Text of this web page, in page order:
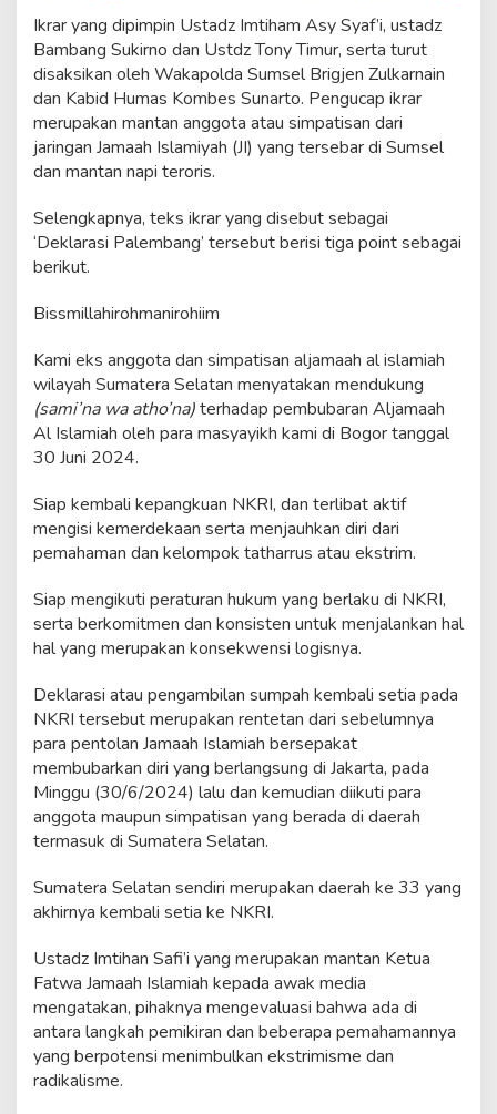
g
k
u
a
n
N
K
Ikrar yang dipimpin Ustadz Imtiham Asy Syaf’i, ustadz
Bambang Sukirno dan Ustdz Tony Timur, serta turut
disaksikan oleh Wakapolda Sumsel Brigjen Zulkarnain
dan Kabid Humas Kombes Sunarto. Pengucap ikrar
merupakan mantan anggota atau simpatisan dari
jaringan Jamaah Islamiyah (JI) yang tersebar di Sumsel
dan mantan napi teroris.
Selengkapnya, teks ikrar yang disebut sebagai
‘Deklarasi Palembang’ tersebut berisi tiga point sebagai
berikut.
Bissmillahirohmanirohiim
Kami eks anggota dan simpatisan aljamaah al islamiah
wilayah Sumatera Selatan menyatakan mendukung
(sami’na wa atho’na)terhadap pembubaran Aljamaah
Al Islamiah oleh para masyayikh kami di Bogor tanggal
30 Juni 2024.
Siap kembali kepangkuan NKRI, dan terlibat aktif
mengisi kemerdekaan serta menjauhkan diri dari
pemahaman dan kelompok tatharrus atau ekstrim.
Siap mengikuti peraturan hukum yang berlaku di NKRI,
serta berkomitmen dan konsisten untuk menjalankan hal
hal yang merupakan konsekwensi logisnya.
Deklarasi atau pengambilan sumpah kembali setia pada
NKRI tersebut merupakan rentetan dari sebelumnya
para pentolan Jamaah Islamiah bersepakat
membubarkan diri yang berlangsung di Jakarta, pada
Minggu (30/6/2024) lalu dan kemudian diikuti para
anggota maupun simpatisan yang berada di daerah
termasuk di Sumatera Selatan.
Sumatera Selatan sendiri merupakan daerah ke 33 yang
akhirnya kembali setia ke NKRI.
Ustadz Imtihan Safi’i yang merupakan mantan Ketua
Fatwa Jamaah Islamiah kepada awak media
mengatakan, pihaknya mengevaluasi bahwa ada di
antara langkah pemikiran dan beberapa pemahamannya
yang berpotensi menimbulkan ekstrimisme dan
radikalisme.